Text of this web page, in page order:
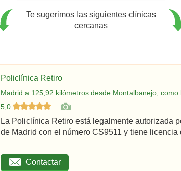
Te sugerimos las siguientes clínicas
cercanas
Policlínica Retiro
Madrid a 125,92 kilómetros desde Montalbanejo, como
5,0
La Policlínica Retiro está legalmente autorizada
de Madrid con el número CS9511 y tiene licencia
Contactar